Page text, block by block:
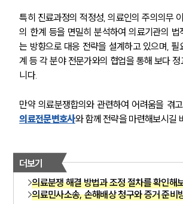
특히 진료과정의 적정성, 의료인의 주의의무
의 한계 등을 면밀히 분석하여 의료기관의 법
는 방향으로 대응 전략을 설계하고 있으며, 필
계 등 각 분야 전문가와의 협업을 통해 보다
니다.
만약 의료분쟁합의와 관련하여 어려움을 겪
의료전문변호사와 함께 전략을 마련해보시길
더보기
의료분쟁 해결 방법과 조정 절차를 확인해
의료민사소송, 손해배상 청구와 증거 준비